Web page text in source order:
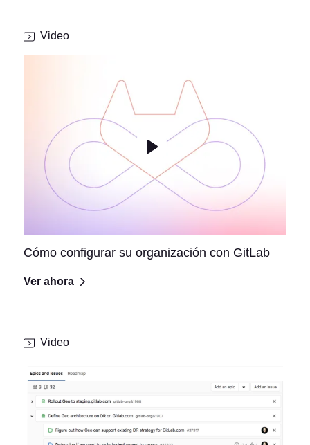
Video
Cómo configurar su organización con GitLab
Ver ahora
Video